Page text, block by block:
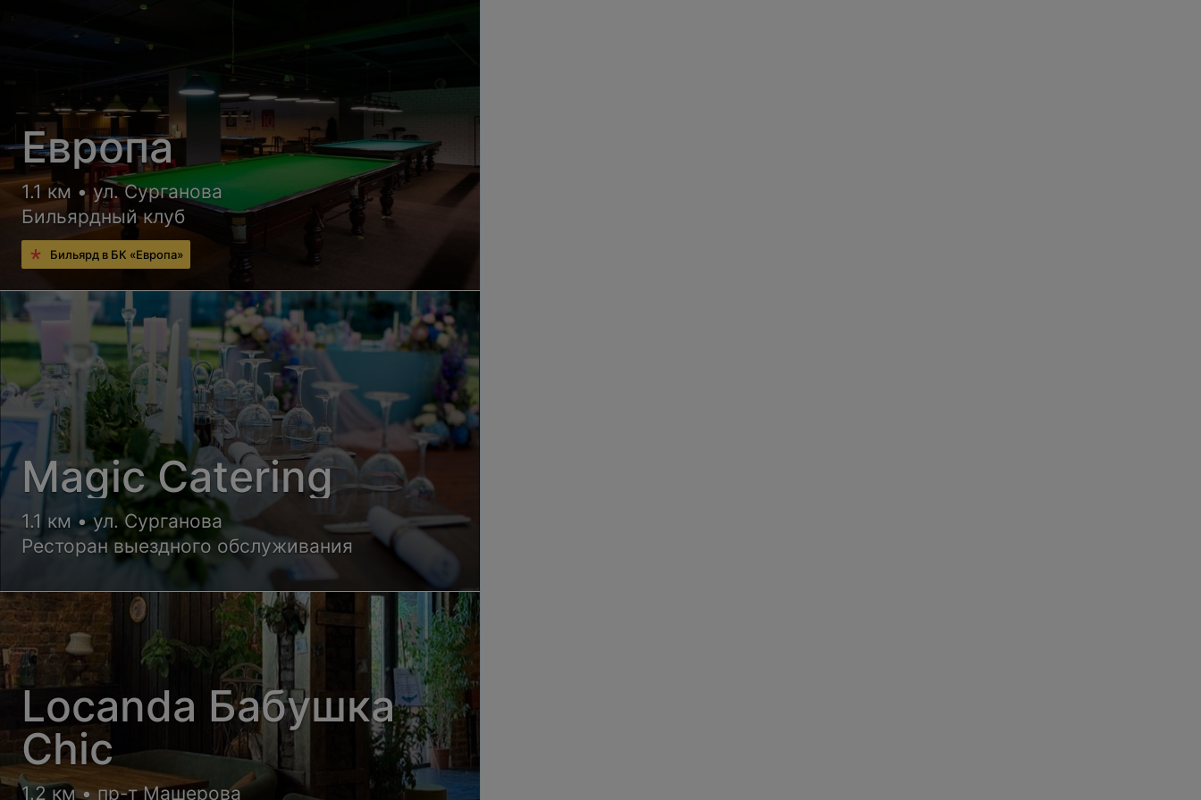
Европа
1.1 км • ул. Сурганова
Бильярдный клуб
Бильярд в БК «Европa»
Magic Catering
1.1 км • ул. Сурганова
Ресторан выездного обслуживания
Locanda Бабушка
Chic
1.2 км • пр-т Машерова